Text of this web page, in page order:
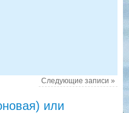
Следующие записи»
или